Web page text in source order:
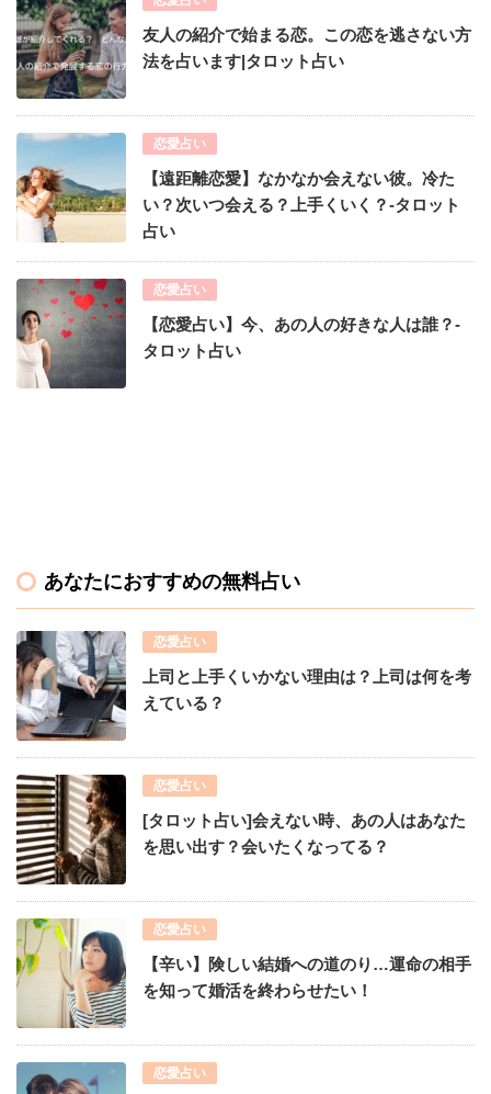
友人の紹介で始まる恋。この恋を逃さない方
法を占います|タロット占い
恋愛占い
【遠距離恋愛】なかなか会えない彼。冷た
い？次いつ会える？上手くいく？-タロット
占い
恋愛占い
【恋愛占い】今、あの人の好きな人は誰？-
タロット占い
あなたにおすすめの無料占い
恋愛占い
上司と上手くいかない理由は？上司は何を考
えている？
恋愛占い
[タロット占い]会えない時、あの人はあなた
を思い出す？会いたくなってる？
恋愛占い
【辛い】険しい結婚への道のり…運命の相手
を知って婚活を終わらせたい！
恋愛占い